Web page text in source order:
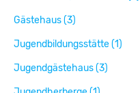
Gästehaus (3)
Jugendbildungsstätte (1)
Jugendgästehaus (3)